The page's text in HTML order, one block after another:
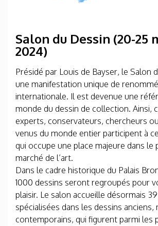
Salon du Dessin (20-25
2024)
Présidé par Louis de Bayser, le Salon
une manifestation unique de
internationale. Il est devenue une
monde du dessin de collection. Ainsi,
experts, conservateurs, chercheurs
venus du monde entier participent à
qui occupe une place majeure dans le
marché de l’art.
Dans le cadre historique du Palais
1000 dessins seront regroupés pour
plaisir. Le salon accueille désormais
spécialisées dans les dessins
contemporains, qui figurent parmi les